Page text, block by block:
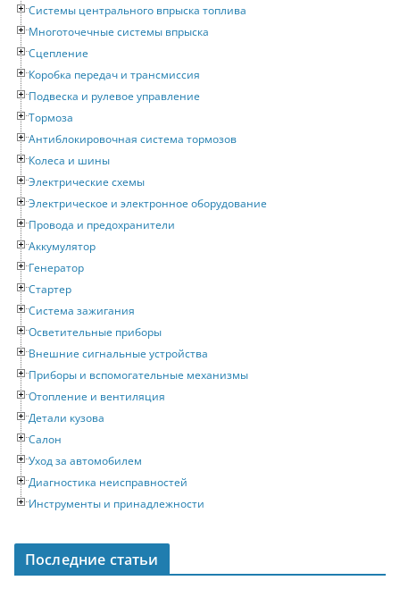
Системы центрального впрыска топлива
Многоточечные системы впрыска
Сцепление
Коробка передач и трансмиссия
Подвеска и рулевое управление
Тормоза
Антиблокировочная система тормозов
Колеса и шины
Электрические схемы
Электрическое и электронное оборудование
Провода и предохранители
Аккумулятор
Генератор
Стартер
Система зажигания
Осветительные приборы
Внешние сигнальные устройства
Приборы и вспомогательные механизмы
Отопление и вентиляция
Детали кузова
Салон
Уход за автомобилем
Диагностика неисправностей
Инструменты и принадлежности
Последние статьи